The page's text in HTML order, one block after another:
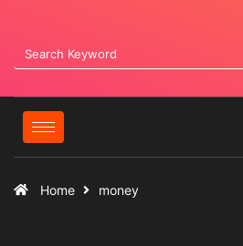
Home money